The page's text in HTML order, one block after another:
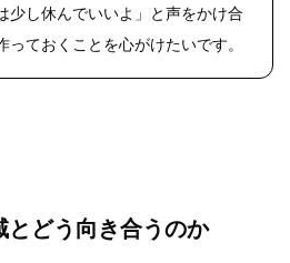
少し休んでいいよ」と声をかけ合
っておくことを心がけたいです。
どう向き合うのか